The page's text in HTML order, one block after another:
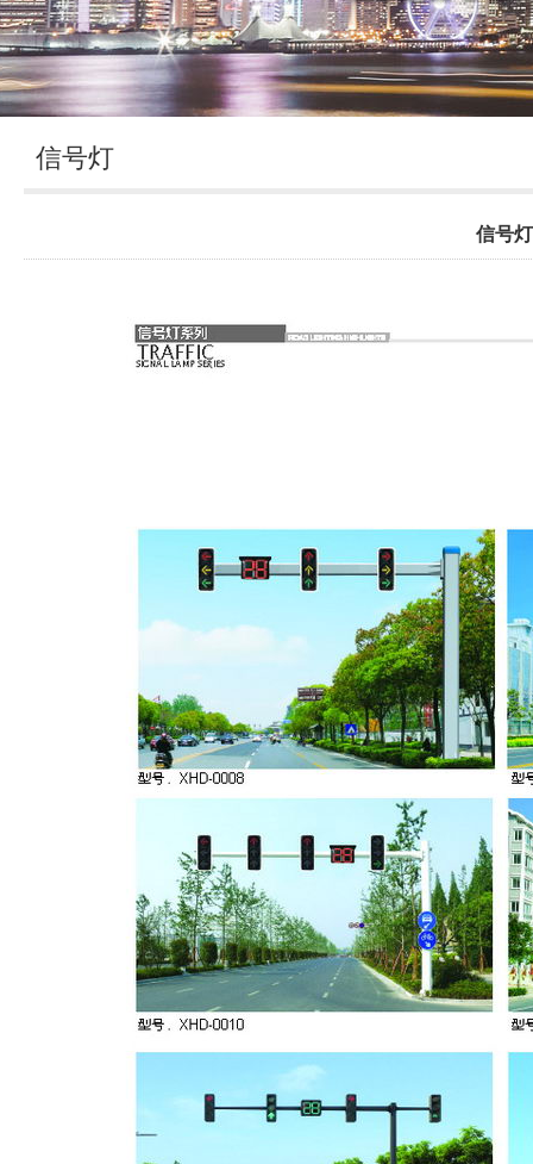
信号灯
信号灯